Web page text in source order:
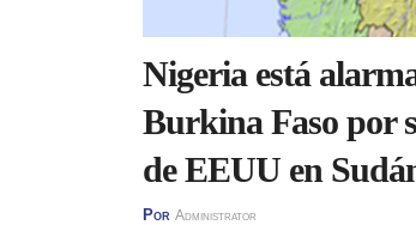
Nigeria está
Burkina Faso por
de EEUU en
Por Administrator